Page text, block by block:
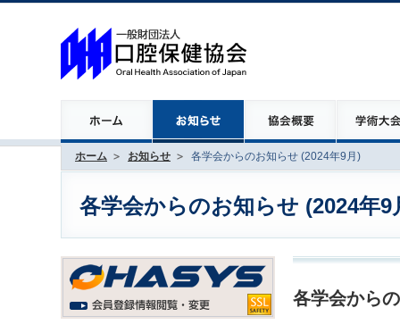
ホーム お知らせ 各学会からのお知らせ (2024年9月)
各学会からのお知らせ (2024年9
各学会から